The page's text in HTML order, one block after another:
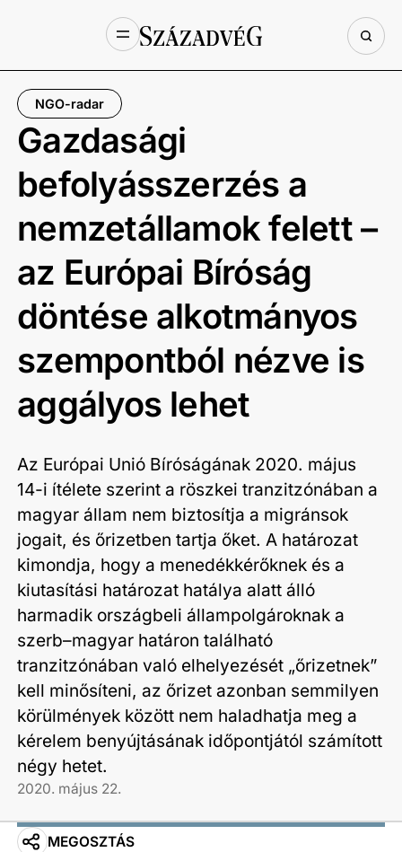
NGO-radar
Gazdasági
befolyásszerzés a
nemzetállamok felett –
az Európai Bíróság
döntése alkotmányos
szempontból nézve is
aggályos lehet
Az Európai Unió Bíróságának 2020. május
14-i ítélete szerint a röszkei tranzitzónában a
magyar állam nem biztosítja a migránsok
jogait, és őrizetben tartja őket. A határozat
kimondja, hogy a menedékkérőknek és a
kiutasítási határozat hatálya alatt álló
harmadik országbeli állampolgároknak a
szerb–magyar határon található
tranzitzónában való elhelyezését „őrizetnek”
kell minősíteni, az őrizet azonban semmilyen
körülmények között nem haladhatja meg a
kérelem benyújtásának időpontjától számított
négy hetet.
2020. május 22.
MEGOSZTÁS